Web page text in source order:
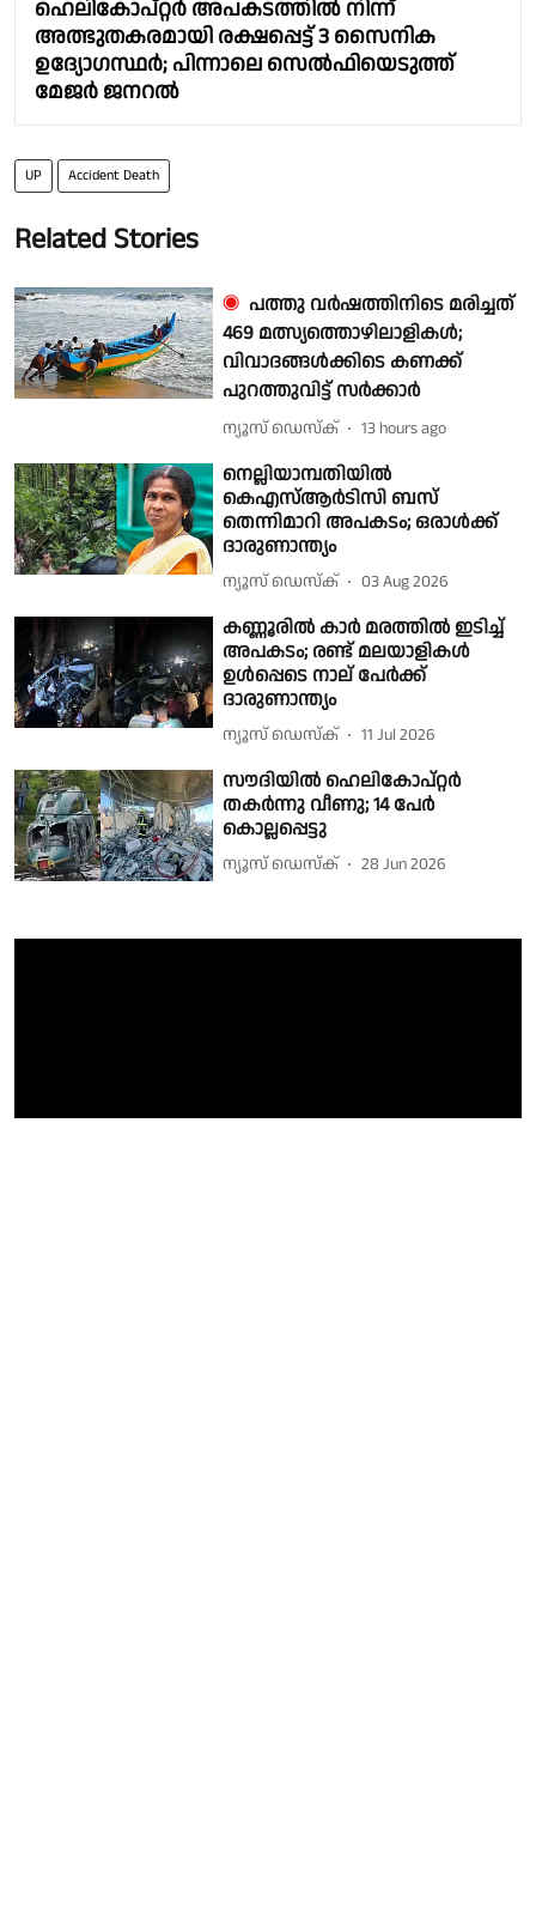
ഹെലികോപ്റ്റർ അപകടത്തിൽ നിന്ന്
അത്ഭുതകരമായി രക്ഷപ്പെട്ട് 3 സൈനിക
ഉദ്യോഗസ്ഥർ; പിന്നാലെ സെൽഫിയെടുത്ത്
മേജർ ജനറൽ
UP Accident Death
Related Stories
പത്തു വർഷത്തിനിടെ മരിച്ചത്
469 മത്സ്യത്തൊഴിലാളികൾ;
വിവാദങ്ങൾക്കിടെ കണക്ക്
പുറത്തുവിട്ട് സർക്കാർ
ന്യൂസ് ഡെസ്ക് 13 hours ago
നെല്ലിയാമ്പതിയിൽ
കെഎസ്ആർടിസി ബസ്
തെന്നിമാറി അപകടം; ഒരാൾക്ക്
ദാരുണാന്ത്യം
ന്യൂസ് ഡെസ്ക് 03 Aug 2026
കണ്ണൂരിൽ കാർ മരത്തിൽ ഇടിച്ച്
അപകടം; രണ്ട് മലയാളികൾ
ഉൾപ്പെടെ നാല് പേർക്ക്
ദാരുണാന്ത്യം
ന്യൂസ് ഡെസ്ക് 11 Jul 2026
സൗദിയിൽ ഹെലികോപ്റ്റർ
തകർന്നു വീണു; 14 പേർ
കൊല്ലപ്പെട്ടു
ന്യൂസ് ഡെസ്ക് 28 Jun 2026